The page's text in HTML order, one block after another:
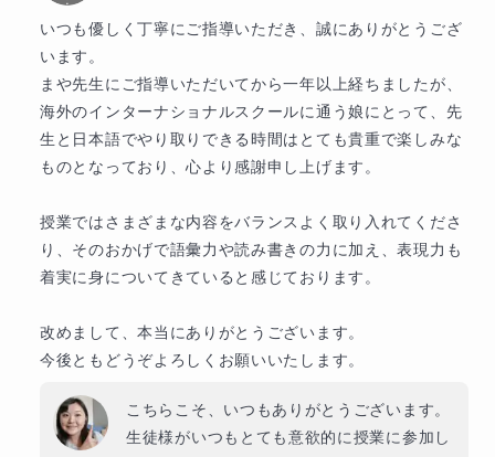
いつも優しく丁寧にご指導いただき、誠にありがとうござ
います。
まや先生にご指導いただいてから一年以上経ちましたが、
海外のインターナショナルスクールに通う娘にとって、先
生と日本語でやり取りできる時間はとても貴重で楽しみな
ものとなっており、心より感謝申し上げます。
授業ではさまざまな内容をバランスよく取り入れてくださ
り、そのおかげで語彙力や読み書きの力に加え、表現力も
着実に身についてきていると感じております。
改めまして、本当にありがとうございます。
今後ともどうぞよろしくお願いいたします。
こちらこそ、いつもありがとうございます。
生徒様がいつもとても意欲的に授業に参加し